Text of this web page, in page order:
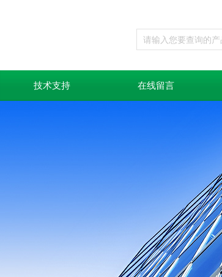
技术支持 在线留言